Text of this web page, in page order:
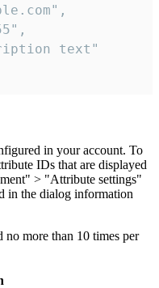
text"
in your account. To
IDs that are displayed
> "Attribute settings"
in the dialog information
more than 10 times per